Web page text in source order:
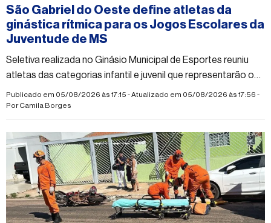
São Gabriel do Oeste define atletas da
ginástica rítmica para os Jogos Escolares da
Juventude de MS
Seletiva realizada no Ginásio Municipal de Esportes reuniu
atletas das categorias infantil e juvenil que representarão o
município na competição estadual
Publicado em 05/08/2026 às 17:15 - Atualizado em 05/08/2026 às 17:56 -
PorCamila Borges